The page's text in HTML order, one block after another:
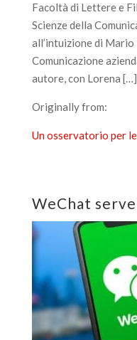
Facoltà di Lettere e
Scienze della
all’intuizione di
Comunicazione
autore, con Lorena […]
Originally from:
Un osservatorio per
WeChat serve